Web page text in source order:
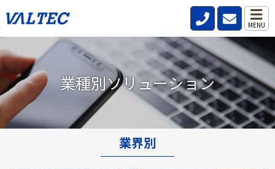
MENU
業種別ソリューション
業界別